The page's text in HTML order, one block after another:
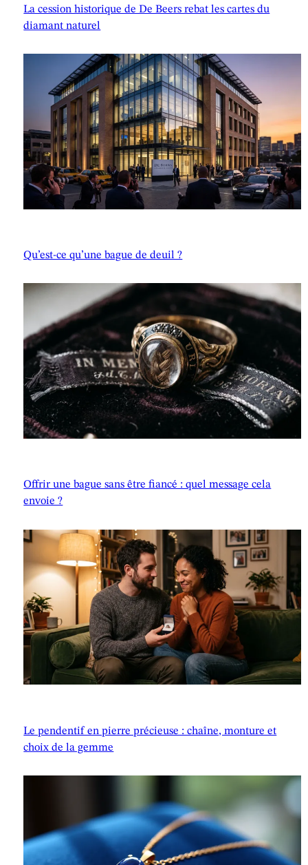
La cession historique de De Beers rebat les cartes du
diamant naturel
Qu’est-ce qu’une bague de deuil ?
Offrir une bague sans être fiancé : quel message cela
envoie ?
Le pendentif en pierre précieuse : chaîne, monture et
choix de la gemme